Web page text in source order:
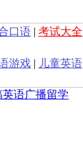
口语 | 考试大全
游戏 | 儿童英语
英语广播留学